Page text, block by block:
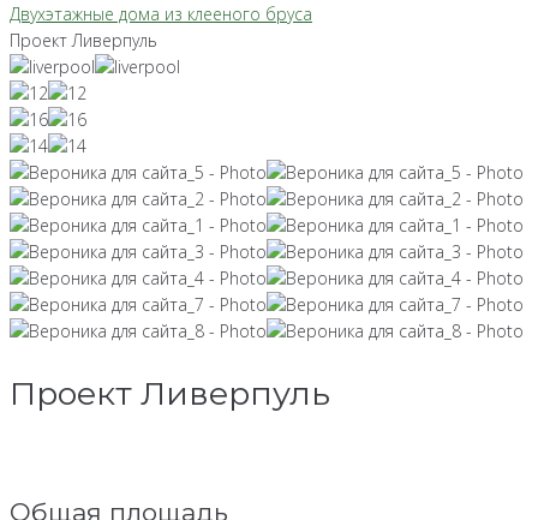
Двухэтажные дома из клееного бруса
Проект Ливерпуль
Проект Ливерпуль
Общая площадь